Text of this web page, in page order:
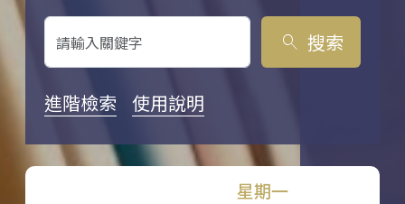
search 搜索
進階檢索 使用說明
星期一